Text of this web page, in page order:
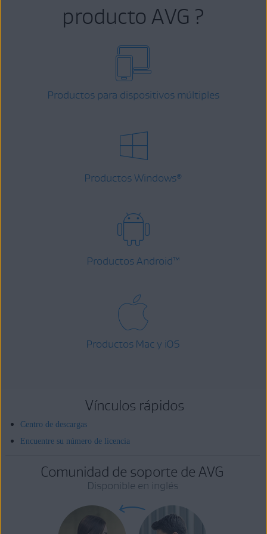
producto AVG ?
Productos para dispositivos múltiples
Productos Windows®
Productos Android™
Productos Mac y iOS
Vínculos rápidos
Centro de descargas
Encuentre su número de licencia
Comunidad de soporte de AVG
Disponible en inglés